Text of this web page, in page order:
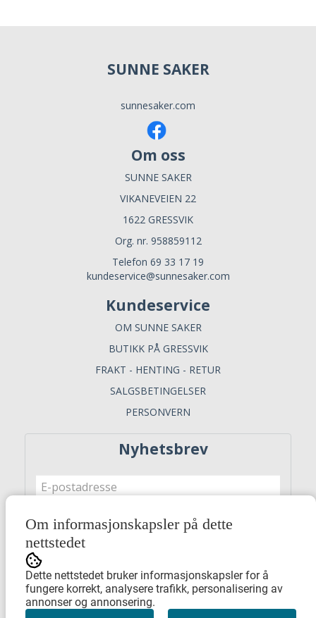
SUNNE SAKER
sunnesaker.com
Om oss
SUNNE SAKER
VIKANEVEIEN 22
1622 GRESSVIK
Org. nr. 958859112
Telefon 69 33 17 19
kundeservice@sunnesaker.com
Kundeservice
OM SUNNE SAKER
BUTIKK PÅ GRESSVIK
FRAKT - HENTING - RETUR
SALGSBETINGELSER
PERSONVERN
Nyhetsbrev
Meld meg på
Om informasjonskapsler på dette
nettstedet
Dette nettstedet bruker informasjonskapsler for å
fungere korrekt, analysere trafikk, personalisering av
annonser og annonsering.